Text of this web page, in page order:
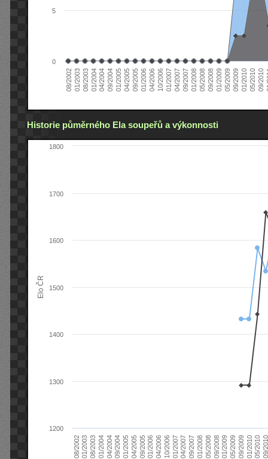
08/200201/200308/200301/200404/200409/200401/200504/200509/200501/200604/200610/200601/200704/200709/200701/200805/200809/200801/200905/200909/200901/201005/201009/2010
0
5
Historie půměrného Ela soupeřů a výkonnosti
Elo ČR
08/200201/200308/200301/200404/200409/200401/200504/200509/200501/200604/200610/200601/200704/200709/200701/200805/200809/200801/200905/200909/200901/201005/201009/
1300
1400
1500
1600
1700
1800
1200